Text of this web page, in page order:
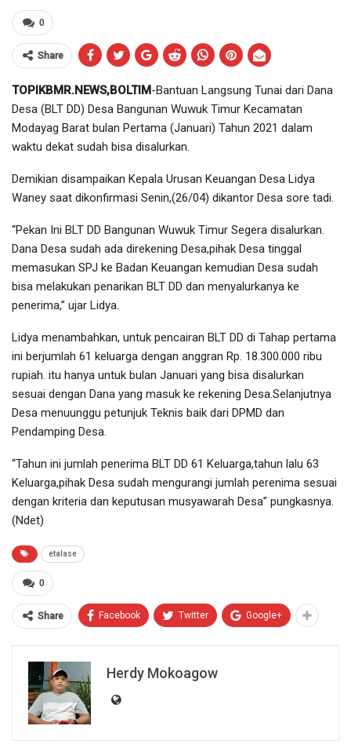
0
Share
TOPIKBMR.NEWS,BOLTIM-Bantuan Langsung Tunai dari Dana
Desa (BLT DD) Desa Bangunan Wuwuk Timur Kecamatan
Modayag Barat bulan Pertama (Januari) Tahun 2021 dalam
waktu dekat sudah bisa disalurkan.
Demikian disampaikan Kepala Urusan Keuangan Desa Lidya
Waney saat dikonfirmasi Senin,(26/04) dikantor Desa sore tadi.
“Pekan Ini BLT DD Bangunan Wuwuk Timur Segera disalurkan.
Dana Desa sudah ada direkening Desa,pihak Desa tinggal
memasukan SPJ ke Badan Keuangan kemudian Desa sudah
bisa melakukan penarikan BLT DD dan menyalurkanya ke
penerima,” ujar Lidya.
Lidya menambahkan, untuk pencairan BLT DD di Tahap pertama
ini berjumlah 61 keluarga dengan anggran Rp. 18.300.000 ribu
rupiah. itu hanya untuk bulan Januari yang bisa disalurkan
sesuai dengan Dana yang masuk ke rekening Desa.Selanjutnya
Desa menuunggu petunjuk Teknis baik dari DPMD dan
Pendamping Desa.
“Tahun ini jumlah penerima BLT DD 61 Keluarga,tahun lalu 63
Keluarga,pihak Desa sudah mengurangi jumlah perenima sesuai
dengan kriteria dan keputusan musyawarah Desa” pungkasnya.
(Ndet)
etalase
0
Share Facebook Twitter Google+
Herdy Mokoagow